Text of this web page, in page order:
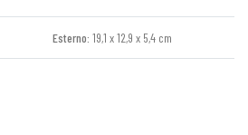
Esterno: 19,1 x 12,9 x 5,4 cm